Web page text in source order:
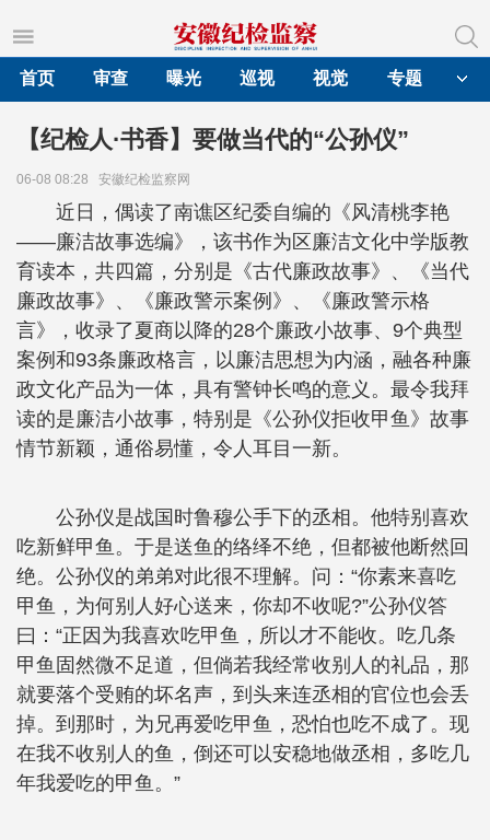
首页
审查 曝光 巡视 视觉 专题
【纪检人·书香】要做当代的“公孙仪”
06-08 08:28 安徽纪检监察网
近日，偶读了南谯区纪委自编的《风清桃李艳
——廉洁故事选编》，该书作为区廉洁文化中学版教
育读本，共四篇，分别是《古代廉政故事》、《当代
廉政故事》、《廉政警示案例》、《廉政警示格
言》，收录了夏商以降的28个廉政小故事、9个典型
案例和93条廉政格言，以廉洁思想为内涵，融各种廉
政文化产品为一体，具有警钟长鸣的意义。最令我拜
读的是廉洁小故事，特别是《公孙仪拒收甲鱼》故事
情节新颖，通俗易懂，令人耳目一新。
公孙仪是战国时鲁穆公手下的丞相。他特别喜欢
吃新鲜甲鱼。于是送鱼的络绎不绝，但都被他断然回
绝。公孙仪的弟弟对此很不理解。问：“你素来喜吃
甲鱼，为何别人好心送来，你却不收呢?”公孙仪答
曰：“正因为我喜欢吃甲鱼，所以才不能收。吃几条
甲鱼固然微不足道，但倘若我经常收别人的礼品，那
就要落个受贿的坏名声，到头来连丞相的官位也会丢
掉。到那时，为兄再爱吃甲鱼，恐怕也吃不成了。现
在我不收别人的鱼，倒还可以安稳地做丞相，多吃几
年我爱吃的甲鱼。”